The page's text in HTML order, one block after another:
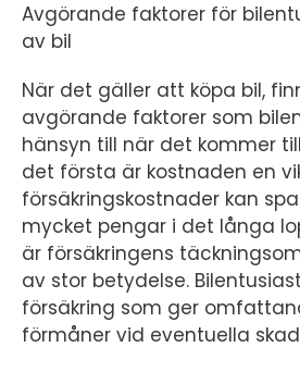
Avgörande faktorer för
av bil
När det gäller att köpa bil,
avgörande faktorer som
hänsyn till när det kommer
det första är kostnaden en
försäkringskostnader kan
mycket pengar i det långa
är försäkringens
av stor betydelse.
försäkring som ger
förmåner vid eventuella